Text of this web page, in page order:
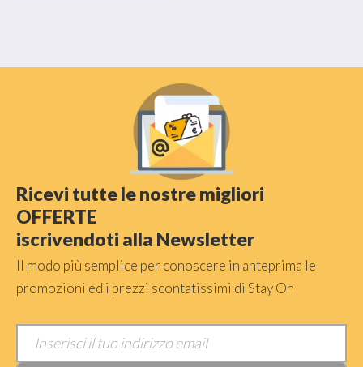
Ricevi tutte le nostre migliori
OFFERTE
iscrivendoti alla Newsletter
Il modo più semplice per conoscere in anteprima le
promozioni ed i prezzi scontatissimi di Stay On